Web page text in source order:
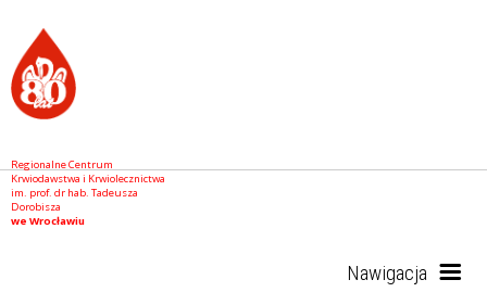
Regionalne Centrum
Krwiodawstwa i Krwiolecznictwa
im. prof. dr hab. Tadeusza
Dorobisza
we Wrocławiu
Nawigacja